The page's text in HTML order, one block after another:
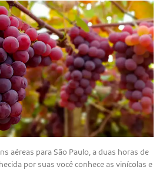
aéreas para São Paulo, a duas horas de
por suas você conhece as vinícolas e